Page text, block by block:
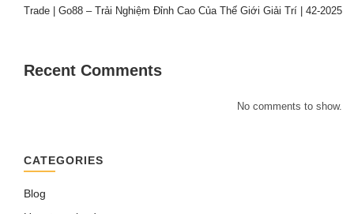
Trade | Go88 – Trải Nghiệm Đỉnh Cao Của Thế Giới Giải Trí | 42-2025
Recent Comments
No comments to show.
CATEGORIES
Blog